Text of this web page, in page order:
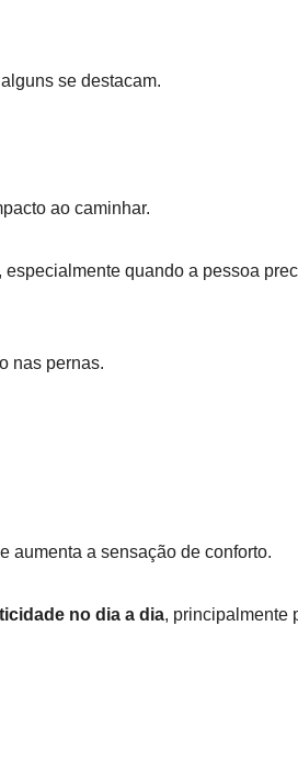
alguns se destacam.
ao caminhar.
quando a pessoa
nas pernas.
aumenta a sensação de conforto.
no dia a dia, principalmente